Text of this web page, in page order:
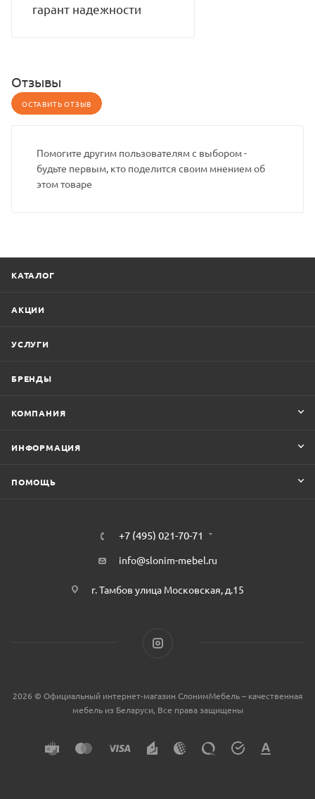
гарант надежности
Отзывы
ОСТАВИТЬ ОТЗЫВ
Помогите другим пользователям с выбором -
будьте первым, кто поделится своим мнением об
этом товаре
КАТАЛОГ
АКЦИИ
УСЛУГИ
БРЕНДЫ
КОМПАНИЯ
ИНФОРМАЦИЯ
ПОМОЩЬ
+7 (495) 021-70-71
info@slonim-mebel.ru
г. Тамбов улица Московская, д.15
2026 © Официальный интернет-магазин СлонимМебель – качественная
мебель из Беларуси, Все права защищены